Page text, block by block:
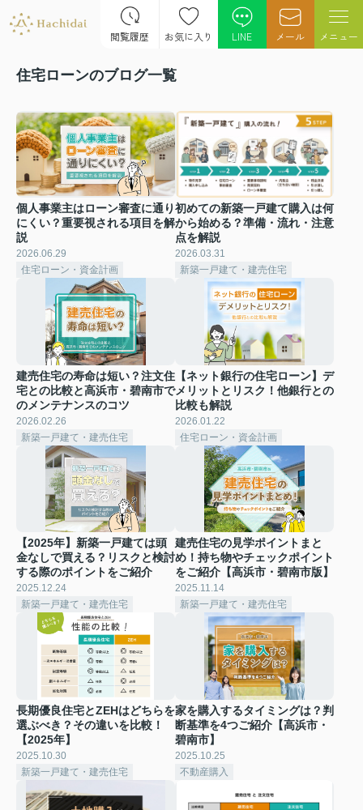
閲覧履歴 お気に入り LINE メール メニュー
住宅ローンのブログ一覧
個人事業主はローン審査に通り
にくい？重要視される項目を解
説
2026.06.29
住宅ローン・資金計画
初めての新築一戸建て購入は何
から始める？準備・流れ・注意
点を解説
2026.03.31
新築一戸建て・建売住宅
建売住宅の寿命は短い？注文住
宅との比較と高浜市・碧南市で
のメンテナンスのコツ
2026.02.26
新築一戸建て・建売住宅
【ネット銀行の住宅ローン】デ
メリットとリスク！他銀行との
比較も解説
2026.01.22
住宅ローン・資金計画
【2025年】新築一戸建ては頭
金なしで買える？リスクと検討
する際のポイントをご紹介
2025.12.24
新築一戸建て・建売住宅
建売住宅の見学ポイントまと
め！持ち物やチェックポイント
をご紹介【高浜市・碧南市版】
2025.11.14
新築一戸建て・建売住宅
長期優良住宅とZEHはどちらを
選ぶべき？その違いを比較！
【2025年】
2025.10.30
新築一戸建て・建売住宅
家を購入するタイミングは？判
断基準を4つご紹介【高浜市・
碧南市】
2025.10.25
不動産購入